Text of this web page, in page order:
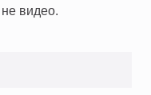
видео.